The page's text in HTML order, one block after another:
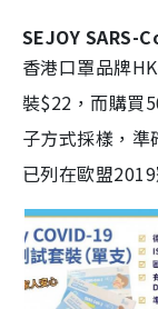
SEJOY SARS-
香港口罩品牌
裝$22，而購買
子方式採樣，
已列在歐盟